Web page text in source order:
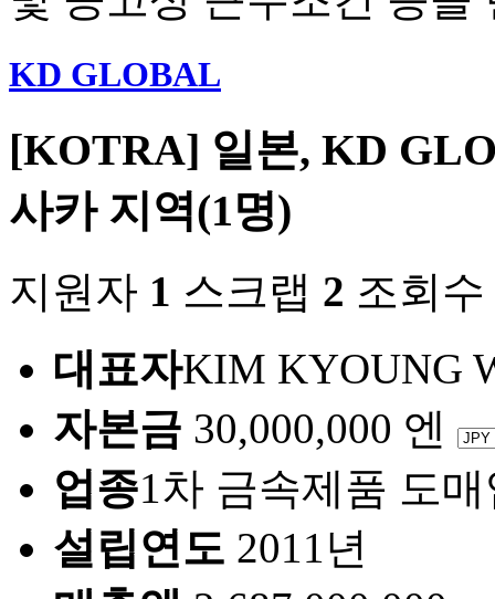
KD GLOBAL
[KOTRA] 일본, KD
사카 지역(1명)
지원자 1 스크랩 2 조회수
대표자KIM KYOUNG
자본금 30,000,000 엔
업종1차 금속제품 도
설립연도 2011년